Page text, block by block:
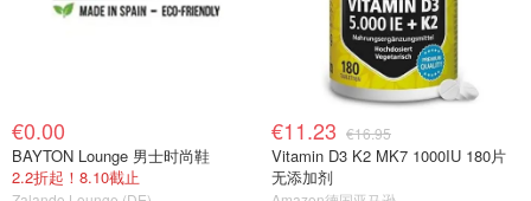
€0.00
BAYTON Lounge 男士时尚鞋
2.2折起！8.10截止
€11.23 €16.95
Vitamin D3 K2 MK7 1000IU 180片
无添加剂